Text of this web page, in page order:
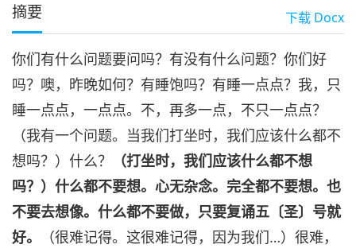
4
30:30
师徒之间 2025-08-08 3374 次观看
集之五） 1993.04.22
师徒之间 2025-08-09 3620次观看
摘要 下载 Docx
你们有什么问题要问吗？有没有什么问题？你们好
吗？噢，昨晚如何？有睡饱吗？有睡一点点？我，只
睡一点点，一点点。不，再多一点，不只一点点？
（我有一个问题。当我们打坐时，我们应该什么都不
想吗？）什么？
（打坐时，我们应该什么都不想
吗？）什么都不要想。心无杂念。完全都不要想。也
不要去想像。什么都不要做，只要复诵五〔圣〕号就
好。
（很难记得。这很难记得，因为我们…）很难，